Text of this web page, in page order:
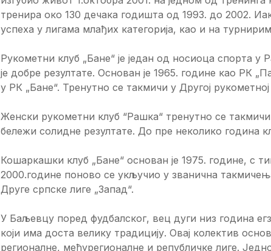
тренира око 130 дечака годишта од 1993. до 2002.
успеха у лигама млађих категорија, као и на
Рукометни клуб „Бане“ је један од носиоца спорта
је добре резултате. Основан је 1965. године као РК
у РК „Бане“. Тренутно се такмичи у Другој рукометној
Женски рукометни клуб “Рашка“ тренутно се такмичи
бележи солидне резултате. До пре неколико година
Кошаркашки клуб „Бане“ основан је 1975. године, с
2000.године поново се укључио у званична
Друге српске лиге „Запад“.
У Баљевцу поред фудбалског, вец дуги низ година
који има доста велику традицију. Овај колектив
регионалне, међурегионалне и републичке лиге.